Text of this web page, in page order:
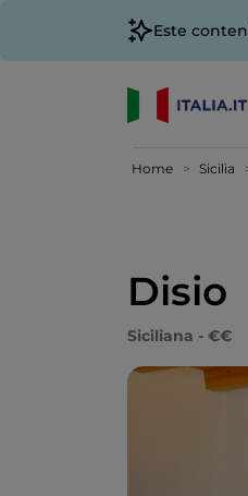
Este
Home Sicilia
Disio
Siciliana - €€